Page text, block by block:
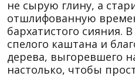
не сырую глину, а
отшлифованную
бархатистого сияния.
спелого каштана и
дерева, выгоревшего
настолько, чтобы